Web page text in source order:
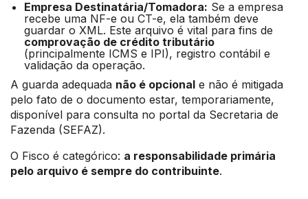
Empresa Destinatária/Tomadora: Se a empresa
recebe uma NF-e ou CT-e, ela também deve
guardar o XML. Este arquivo é vital para fins de
comprovação de crédito tributário
(principalmente ICMS e IPI), registro contábil e
validação da operação.
A guarda adequada não é opcional e não é mitigada
pelo fato de o documento estar, temporariamente,
disponível para consulta no portal da Secretaria de
Fazenda (SEFAZ).
O Fisco é categórico: a responsabilidade primária
pelo arquivo é sempre do contribuinte.